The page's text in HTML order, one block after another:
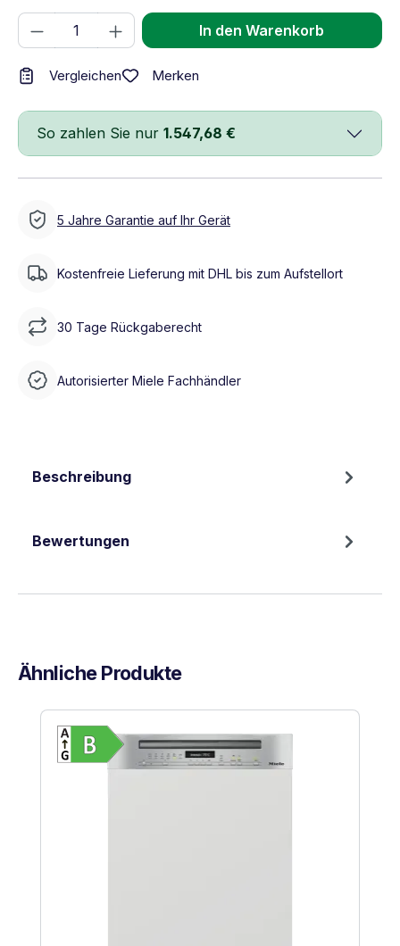
Produkt Anzahl: Gib den gewünschten
In den Warenkorb
Vergleichen Merken
So zahlen Sie nur 1.547,68 €
5 Jahre Garantie auf Ihr Gerät
Kostenfreie Lieferung mit DHL bis zum Aufstellort
30 Tage Rückgaberecht
Autorisierter Miele Fachhändler
Beschreibung
Bewertungen
Ähnliche Produkte
Produktgalerie überspringen
Energieklasse B. Höchste bis